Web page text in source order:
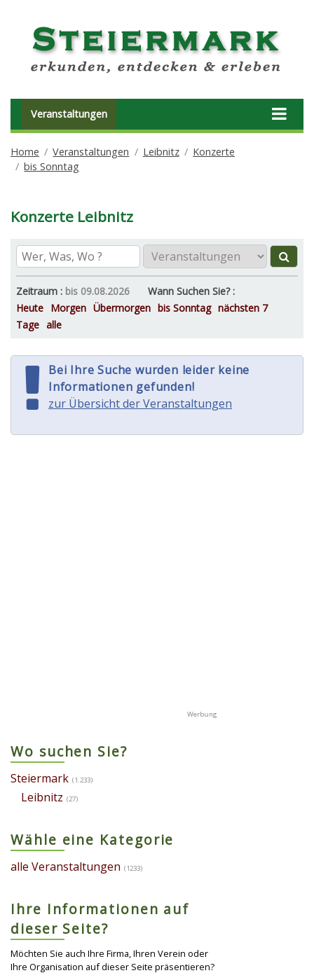
Veranstaltungen
Home Veranstaltungen Leibnitz
Konzerte
bis Sonntag
Konzerte Leibnitz
Zeitraum : bis 09.08.2026
Wann Suchen Sie? :
Heute Morgen Übermorgen bis Sonntag nächsten 7
Tage alle
Bei Ihre Suche wurden leider keine
Informationen gefunden!
zur Übersicht der Veranstaltungen
Wo suchen Sie?
Steiermark (1.233)
Leibnitz (27)
Wähle eine Kategorie
alle Veranstaltungen (1233)
Ihre Informationen auf
dieser Seite?
Möchten Sie auch Ihre Firma, Ihren Verein oder
Ihre Organisation auf dieser Seite präsentieren?